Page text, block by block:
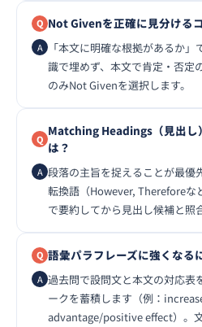
Not Givenを正確に見分ける
「本文に明確な根拠があるか
識で埋めず、本文で肯定・否定
のみNot Givenを選択します。
Matching Headings（見出し
は？
段落の主旨を捉えることが最優
転換語（However, Thereforeな
で要約してから見出し候補と照
語彙パラフレーズに強くなる
過去問で設問文と本文の対応表
ークを蓄積します（例：
advantage/positive effect）。